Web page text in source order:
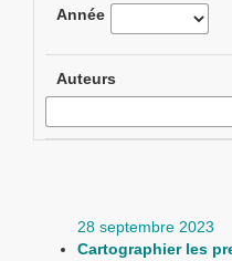
Année
Auteurs
28 septembre 2023
Cartographier les